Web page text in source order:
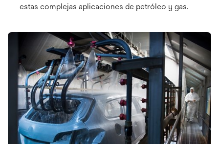
estas complejas aplicaciones de petróleo y gas.